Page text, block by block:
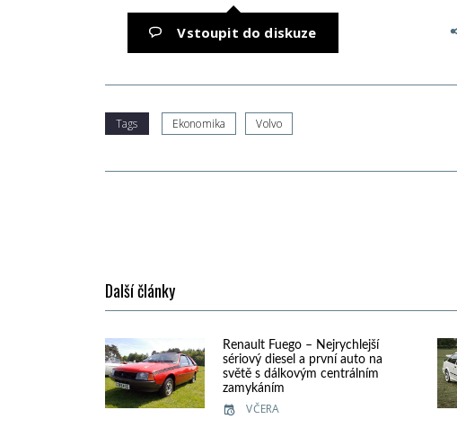
Vstoupit do diskuze
Tags Ekonomika Volvo
Další články
Renault Fuego – Nejrychlejší
sériový diesel a první auto na
světě s dálkovým centrálním
zamykáním
VČERA